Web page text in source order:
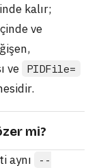
kalır;
ve
ve PIDFile=
mi?
aynı
--